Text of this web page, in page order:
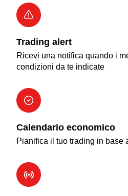
Trading alert
Ricevi una notifica quando i
condizioni da te indicate
Calendario economico
Pianifica il tuo trading in base